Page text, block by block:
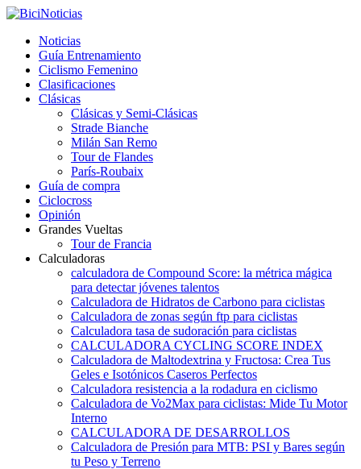
Noticias
Guía Entrenamiento
Ciclismo Femenino
Clasificaciones
Clásicas
Clásicas y Semi-Clásicas
Strade Bianche
Milán San Remo
Tour de Flandes
París-Roubaix
Guía de compra
Ciclocross
Opinión
Grandes Vueltas
Tour de Francia
Calculadoras
calculadora de Compound Score: la métrica mágica
para detectar jóvenes talentos
Calculadora de Hidratos de Carbono para ciclistas
Calculadora de zonas según ftp para ciclistas
Calculadora tasa de sudoración para ciclistas
CALCULADORA CYCLING SCORE INDEX
Calculadora de Maltodextrina y Fructosa: Crea Tus
Geles e Isotónicos Caseros Perfectos
Calculadora resistencia a la rodadura en ciclismo
Calculadora de Vo2Max para ciclistas: Mide Tu Motor
Interno
CALCULADORA DE DESARROLLOS
Calculadora de Presión para MTB: PSI y Bares según
tu Peso y Terreno